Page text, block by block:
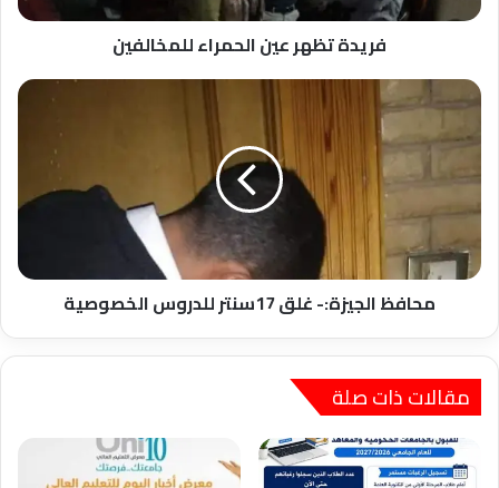
فريدة تظهر عين الحمراء للمخالفين
محافظ
الجيزة:-
غلق
17سنتر
للدروس
الخصوصية
محافظ الجيزة:- غلق 17سنتر للدروس الخصوصية
مقالات ذات صلة